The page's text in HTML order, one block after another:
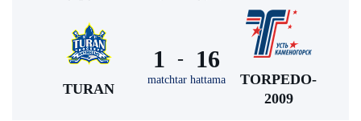
TURAN
1 -
matchtar hattama
16
TORPEDO-
2009